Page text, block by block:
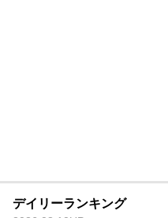
デイリーランキング